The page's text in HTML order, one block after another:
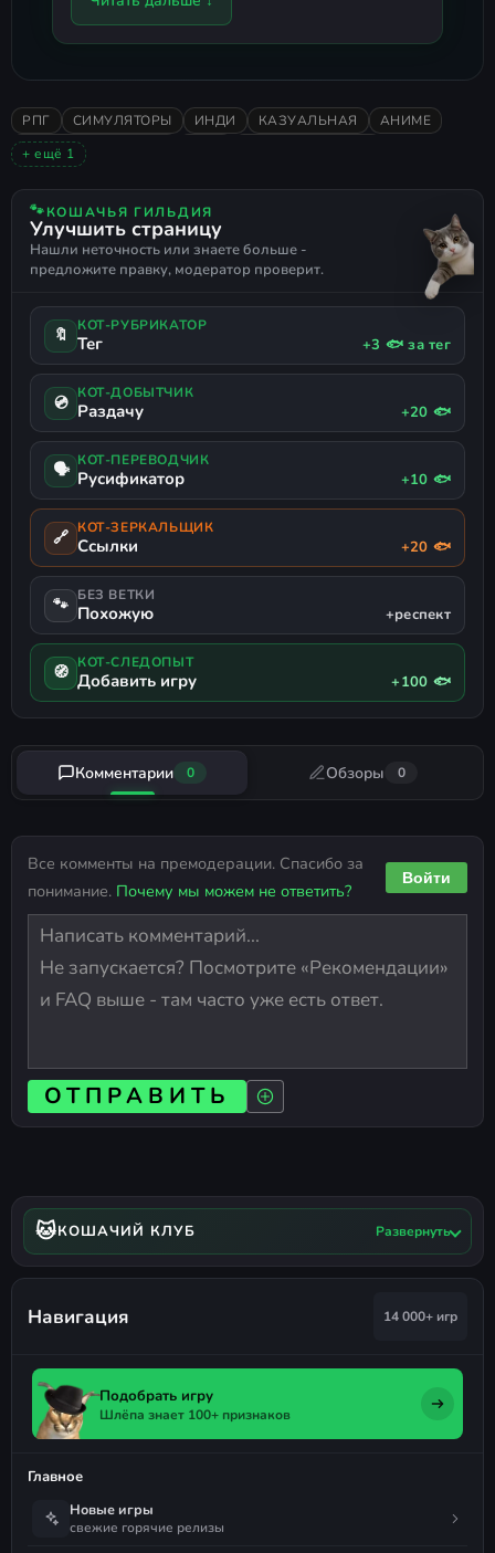
РПГ СИМУЛЯТОРЫ ИНДИ КАЗУАЛЬНАЯ
АНИМЕ
СИМУЛЯТОР ФЕРМЫ
+ ещё 1
🐾КОШАЧЬЯ ГИЛЬДИЯ
Улучшить страницу
Нашли неточность или знаете больше -
предложите правку, модератор проверит.
🔖 КОТ-РУБРИКАТОР
Тег +3 🐟 за тег
💿 КОТ-ДОБЫТЧИК
Раздачу +20 🐟
🗣 КОТ-ПЕРЕВОДЧИК
Русификатор +10 🐟
🔗 КОТ-ЗЕРКАЛЬЩИК
Ссылки +20 🐟
🐾 БЕЗ ВЕТКИ
Похожую +респект
🧭 КОТ-СЛЕДОПЫТ
Добавить игру +100 🐟
Комментарии 0 Обзоры 0
Все комменты на премодерации. Спасибо за
понимание. Почему мы можем не ответить?
Войти
ОТПРАВИТЬ
🐱КОШАЧИЙ КЛУБ Развернуть
Навигация 14 000+ игр
Подобрать игру
Шлёпа знает 100+ признаков
Главное
Новые игры
свежие горячие релизы